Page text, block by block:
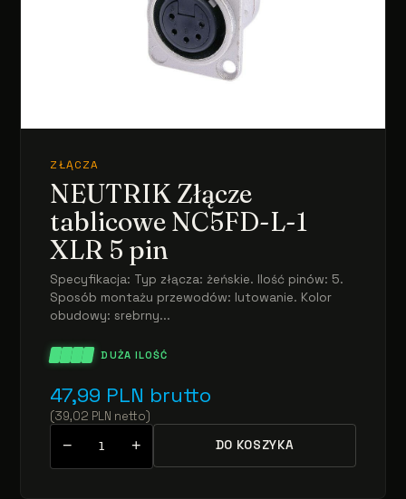
ZŁĄCZA
NEUTRIK Złącze
tablicowe NC5FD-L-1
XLR 5 pin
Specyfikacja: Typ złącza: żeńskie. Ilość pinów: 5.
Sposób montażu przewodów: lutowanie. Kolor
obudowy: srebrny...
DUŻA ILOŚĆ
47,99 PLN brutto
(39,02 PLN netto)
− + DO KOSZYKA